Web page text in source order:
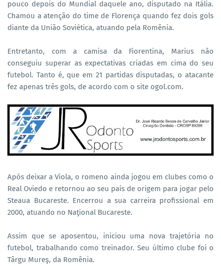
pouco depois do Mundial daquele ano, disputado na Itália.
Chamou a atenção do time de Florença quando fez dois gols
diante da União Soviética, atuando pela Romênia.
Entretanto, com a camisa da Fiorentina, Marius não
conseguiu superar as expectativas criadas em cima do seu
futebol. Tanto é, que em 21 partidas disputadas, o atacante
fez apenas três gols, de acordo com o site ogol.com.
Após deixar a Viola, o romeno ainda jogou em clubes como o
Real Oviedo e retornou ao seu país de origem para jogar pelo
Steaua Bucareste. Encerrou a sua carreira profissional em
2000, atuando no Naţional Bucareste.
Assim que se aposentou, iniciou uma nova trajetória no
futebol, trabalhando como treinador. Seu último clube foi o
Târgu Mureş, da Romênia.